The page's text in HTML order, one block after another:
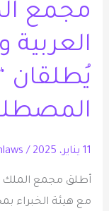
مجمع
العربية
يُطلقان
11 يناير، 2025 /
أطلق مجمع الملك
مع هيئة الخبراء
للغة
العربية
وهيئة
الخبراء
“مسرد
القانونية”